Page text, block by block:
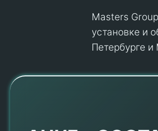
Masters
установке и
Петербурге